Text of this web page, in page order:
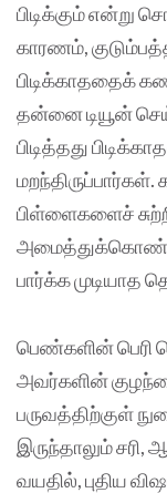
பிடிக்கும் என்று
காரணம்,
பிடிக்காததைக்
தன்னை டியூன்
பிடித்தது
பிள்ளைகளைச்
அமைத்துக்கொண்டு
பார்க்க முடியாத
பெண்களின் பெரி
அவர்களின்
பருவத்திற்குள்
இருந்தாலும்
வயதில், புதிய